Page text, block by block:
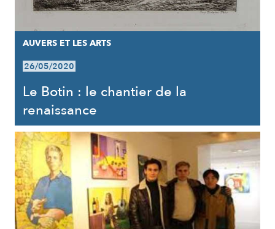
AUVERS ET LES ARTS
26/05/2020
Le Botin : le chantier de la
renaissance